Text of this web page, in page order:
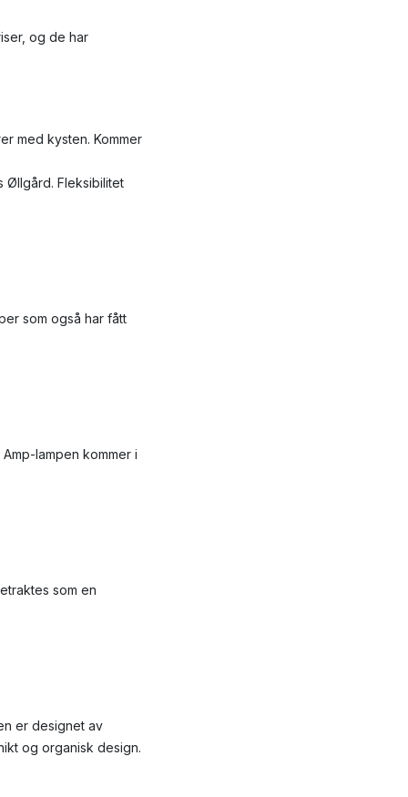
og de har
med kysten. Kommer
Øllgård. Fleksibilitet
som også har fått
lampen kommer i
som en
er designet av
og organisk design.